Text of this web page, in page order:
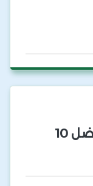
مكاتب خدم في دبي | أفضل 10